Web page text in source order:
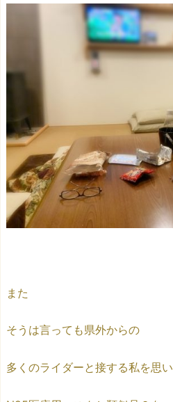
また
そうは言っても県外からの
多くのライダーと接する私を思い